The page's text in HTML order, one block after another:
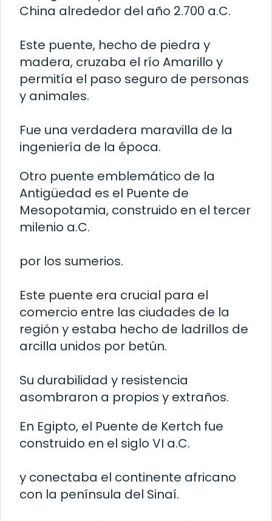
China alrededor del año 2.700 a.C.
Este puente, hecho de piedra y
madera, cruzaba el río Amarillo y
permitía el paso seguro de personas
y animales.
Fue una verdadera maravilla de la
ingeniería de la época.
Otro puente emblemático de la
Antigüedad es el Puente de
Mesopotamia, construido en el tercer
milenio a.C.
por los sumerios.
Este puente era crucial para el
comercio entre las ciudades de la
región y estaba hecho de ladrillos de
arcilla unidos por betún.
Su durabilidad y resistencia
asombraron a propios y extraños.
En Egipto, el Puente de Kertch fue
construido en el siglo VI a.C.
y conectaba el continente africano
con la península del Sinaí.